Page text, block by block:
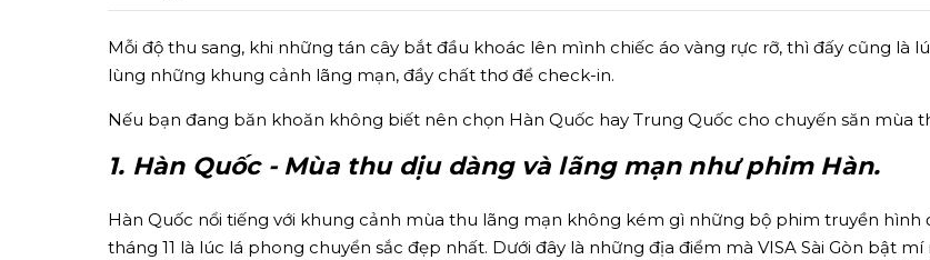
Mỗi độ thu sang, khi những tán cây bắt đầu khoác lên mình chiếc áo vàng rực rỡ, thì đấy cũng là
lùng những khung cảnh lãng mạn, đầy chất thơ để check-in.
Nếu bạn đang băn khoăn không biết nên chọn Hàn Quốc hay Trung Quốc cho chuyến săn mùa
1. Hàn Quốc - Mùa thu dịu dàng và lãng mạn như phim Hàn.
Hàn Quốc nổi tiếng với khung cảnh mùa thu lãng mạn không kém gì những bộ phim truyền
tháng 11 là lúc lá phong chuyển sắc đẹp nhất. Dưới đây là những địa điểm mà VISA Sài Gòn bật mí